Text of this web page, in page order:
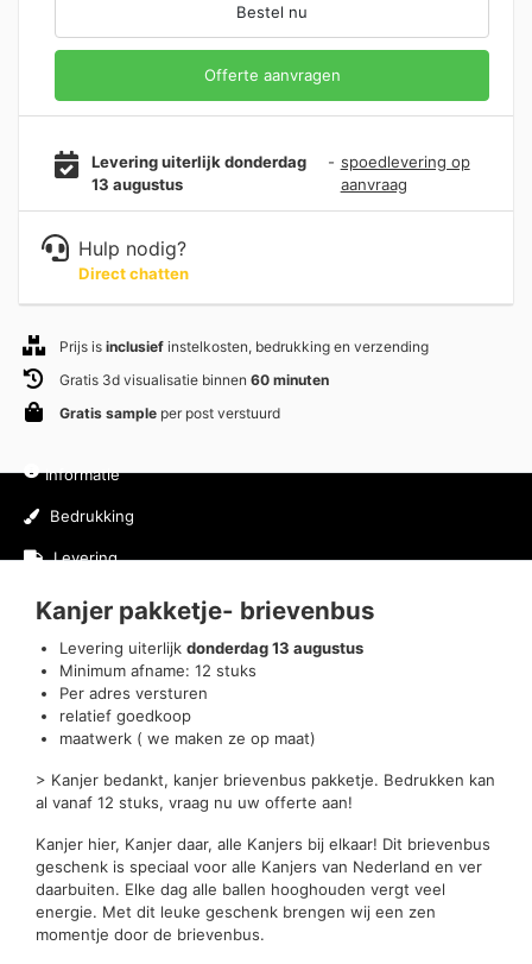
Bestel nu
Offerte aanvragen
Levering uiterlijk donderdag
13 augustus
- spoedlevering op
aanvraag
Hulp nodig?
Direct chatten
Prijs is inclusief instelkosten, bedrukking en verzending
Gratis 3d visualisatie binnen 60 minuten
Gratis sample per post verstuurd
Informatie
Bedrukking
Levering
Kanjer pakketje- brievenbus
Levering uiterlijk donderdag 13 augustus
Minimum afname: 12 stuks
Per adres versturen
relatief goedkoop
maatwerk ( we maken ze op maat)
> Kanjer bedankt, kanjer brievenbus pakketje. Bedrukken kan
al vanaf 12 stuks, vraag nu uw offerte aan!
Kanjer hier, Kanjer daar, alle Kanjers bij elkaar! Dit brievenbus
geschenk is speciaal voor alle Kanjers van Nederland en ver
daarbuiten. Elke dag alle ballen hooghouden vergt veel
energie. Met dit leuke geschenk brengen wij een zen
momentje door de brievenbus.